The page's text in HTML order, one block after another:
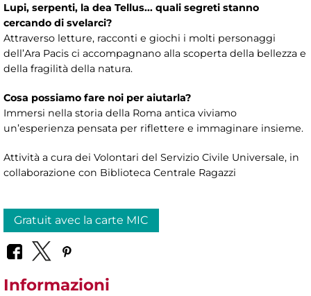
Lupi, serpenti, la dea Tellus... quali segreti stanno
cercando di svelarci?
Attraverso letture, racconti e giochi i molti personaggi
dell’Ara Pacis ci accompagnano alla scoperta della bellezza e
della fragilità della natura.
Cosa possiamo fare noi per aiutarla?
Immersi nella storia della Roma antica viviamo
un’esperienza pensata per riflettere e immaginare insieme.
Attività a cura dei Volontari del Servizio Civile Universale, in
collaborazione con Biblioteca Centrale Ragazzi
Gratuit avec la carte MIC
Informazioni